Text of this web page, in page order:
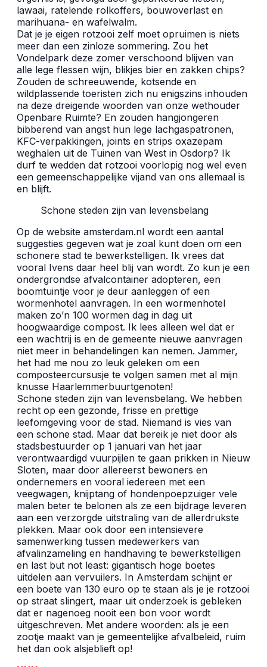
lawaai, ratelende rolkoffers, bouwoverlast en
marihuana- en wafelwalm.
Dat je je eigen rotzooi zelf moet opruimen is niets
meer dan een zinloze sommering. Zou het
Vondelpark deze zomer verschoond blijven van
alle lege flessen wijn, blikjes bier en zakken chips?
Zouden de schreeuwende, kotsende en
wildplassende toeristen zich nu enigszins inhouden
na deze dreigende woorden van onze wethouder
Openbare Ruimte? En zouden hangjongeren
bibberend van angst hun lege lachgaspatronen,
KFC-verpakkingen, joints en strips oxazepam
weghalen uit de Tuinen van West in Osdorp? Ik
durf te wedden dat rotzooi voorlopig nog wel even
een gemeenschappelijke vijand van ons allemaal is
en blijft.
Schone steden zijn van levensbelang
Op de website amsterdam.nl wordt een aantal
suggesties gegeven wat je zoal kunt doen om een
schonere stad te bewerkstelligen. Ik vrees dat
vooral Ivens daar heel blij van wordt. Zo kun je een
ondergrondse afvalcontainer adopteren, een
boomtuintje voor je deur aanleggen of een
wormenhotel aanvragen. In een wormenhotel
maken zo’n 100 wormen dag in dag uit
hoogwaardige compost. Ik lees alleen wel dat er
een wachtrij is en de gemeente nieuwe aanvragen
niet meer in behandelingen kan nemen. Jammer,
het had me nou zo leuk geleken om een
composteercursusje te volgen samen met al mijn
knusse Haarlemmerbuurtgenoten!
Schone steden zijn van levensbelang. We hebben
recht op een gezonde, frisse en prettige
leefomgeving voor de stad. Niemand is vies van
een schone stad. Maar dat bereik je niet door als
stadsbestuurder op 1 januari van het jaar
verontwaardigd vuurpijlen te gaan prikken in Nieuw
Sloten, maar door allereerst bewoners en
ondernemers en vooral iedereen met een
veegwagen, knijptang of hondenpoepzuiger vele
malen beter te belonen als ze een bijdrage leveren
aan een verzorgde uitstraling van de allerdrukste
plekken. Maar ook door een intensievere
samenwerking tussen medewerkers van
afvalinzameling en handhaving te bewerkstelligen
en last but not least: gigantisch hoge boetes
uitdelen aan vervuilers. In Amsterdam schijnt er
een boete van 130 euro op te staan als je je rotzooi
op straat slingert, maar uit onderzoek is gebleken
dat er nagenoeg nooit een bon voor wordt
uitgeschreven. Met andere woorden: als je een
zootje maakt van je gemeentelijke afvalbeleid, ruim
het dan ook alsjeblieft op!